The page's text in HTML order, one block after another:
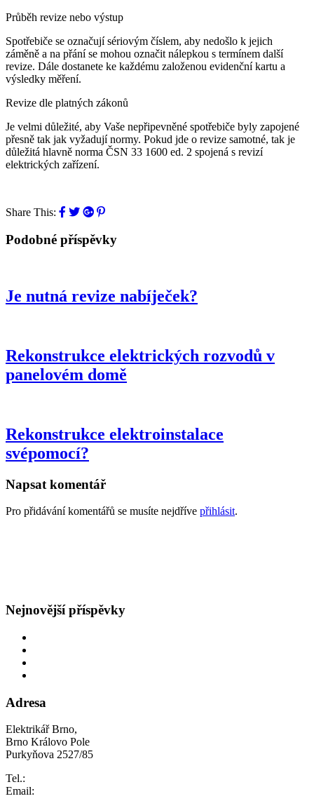
Průběh revize nebo výstup
Spotřebiče se označují sériovým číslem, aby nedošlo k jejich
záměně a na přání se mohou označit nálepkou s termínem další
revize. Dále dostanete ke každému založenou evidenční kartu a
výsledky měření.
Revize dle platných zákonů
Je velmi důležité, aby Vaše nepřipevněné spotřebiče byly zapojené
přesně tak jak vyžadují normy. Pokud jde o revize samotné, tak je
důležitá hlavně norma ČSN 33 1600 ed. 2 spojená s revizí
elektrických zařízení.
Share This:
Podobné příspěvky
Je nutná revize nabíječek?
Rekonstrukce elektrických rozvodů v
panelovém domě
Rekonstrukce elektroinstalace
svépomocí?
Napsat komentář
Pro přidávání komentářů se musíte nejdříve přihlásit.
Nejnovější příspěvky
Adresa
Elektrikář Brno,
Brno Královo Pole
Purkyňova 2527/85
Tel.:
Email: